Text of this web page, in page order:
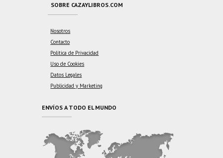
SOBRE CAZAYLIBROS.COM
Nosotros
Contacto
Política de Privacidad
Uso de Cookies
Datos Legales
Publicidad y Marketing
ENVÍOS A TODO EL MUNDO